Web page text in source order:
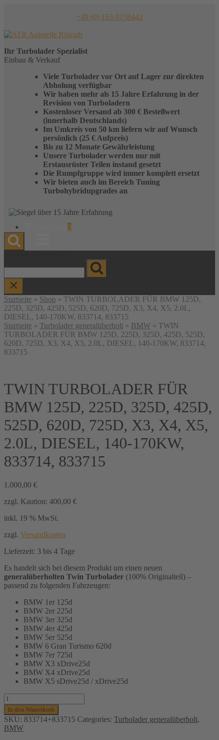
+49 (0) 163-9158442
Ihr Turbolader Spezialist
Einbau & Verkauf
Viele Turbolader vor Ort auf Lager zur direkten
Abholung verfügbar
Wir haben mehr als 15 Jahre Erfahrung in der
Revision von Turboladern
Kostenloser Versand ab 300 € Bestellwert
(innerhalb Deutschlands)
Im Umkreis von 50 km liefern wir auf Wunsch
persönlich (25 € Aufpreis)
Bis zu 12 Monate Gewährleistung
Unsere Turbolader werden nur mit
Erstausrüster Teilen instand gesetzt
Die Rumpfgruppe wird immer komplett ersetzt
Wir bieten auch im Bereich Tuning
Turbohybridupgrades an
anzeigen
0
Startseite » Shop » TWIN TURBOLADER FÜR BMW 125D,
225D, 325D, 425D, 525D, 620D, 725D, X3, X4, X5, 2.0L,
DIESEL, 140-170KW, 833714, 833715
Startseite » Turbolader generalüberholt » BMW » TWIN
TURBOLADER FÜR BMW 125D, 225D, 325D, 425D, 525D,
620D, 725D, X3, X4, X5, 2.0L, DIESEL, 140-170KW, 833714,
833715
TWIN TURBOLADER FÜR
BMW 125D, 225D, 325D, 425D,
525D, 620D, 725D, X3, X4, X5,
2.0L, DIESEL, 140-170KW,
833714, 833715
1.000,00 €
zzgl. Kaution: 400,00 €
inkl. 19 % MwSt.
zzgl. Versandkosten
Lieferzeit: 3 bis 4 Tage
Es handelt sich bei diesem Produkt um einen neuen
generalüberholten Twin Turbolader (100% Originalteil) –
passend zu folgenden Fahrzeugen:
BMW 1er 125d
BMW 2er 225d
BMW 3er 325d
BMW 4er 425d
BMW 5er 525d
BMW 6 Gran Turismo 620d
BMW 7er 725d
BMW X3 xDrive25d
BMW X4 xDrive25d
BMW X5 sDrive25d / xDrive25d
TWIN
TURBOLADER
FÜR
BMW
125D,
In den Warenkorb
SKU: 833714+833715 Categories: Turbolader generalüberholt,
BMW